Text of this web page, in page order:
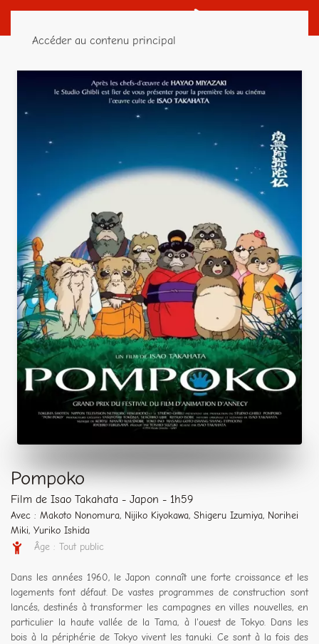
Accéder au contenu principal
Pompoko
Film de Isao Takahata - Japon - 1h59
Avec : Makoto Nonomura, Nijiko Kiyokawa, Shigeru Izumiya, Norihei
Miki, Yuriko Ishida
Âge : Tout public
Dans les années 1960, le Japon connaît une forte croissance et les
logements font défaut. De vastes programmes de construction sont
lancés, destinés à transformer les campagnes en villes nouvelles, en
particulier la haute vallée de la Tama, à l'ouest de Tokyo. Dans les
bois à la périphérie de Tokyo vivent les tanuki. Ce sont à la fois des